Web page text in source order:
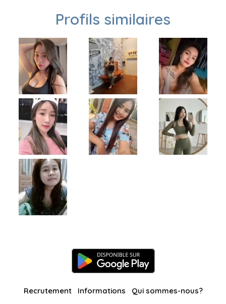
Profils similaires
Recrutement Informations Qui sommes-nous?